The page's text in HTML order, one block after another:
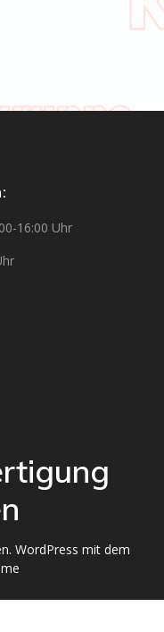
16:00 Uhr
WordPress mit dem